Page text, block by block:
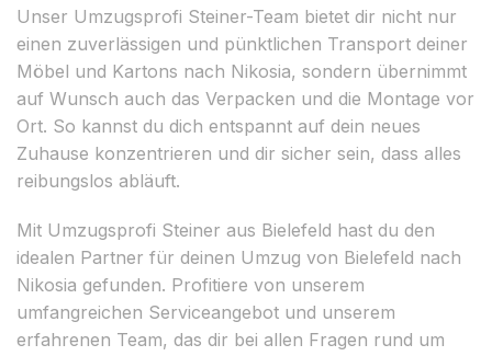
Unser Umzugsprofi Steiner-Team bietet dir nicht nur
einen zuverlässigen und pünktlichen Transport deiner
Möbel und Kartons nach Nikosia, sondern übernimmt
auf Wunsch auch das Verpacken und die Montage vor
Ort. So kannst du dich entspannt auf dein neues
Zuhause konzentrieren und dir sicher sein, dass alles
reibungslos abläuft.
Mit Umzugsprofi Steiner aus Bielefeld hast du den
idealen Partner für deinen Umzug von Bielefeld nach
Nikosia gefunden. Profitiere von unserem
umfangreichen Serviceangebot und unserem
erfahrenen Team, das dir bei allen Fragen rund um